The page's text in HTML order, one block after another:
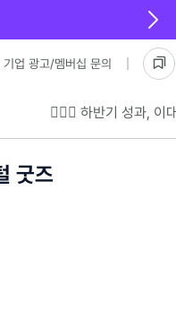
기업 광고/멤버십 문의
💁🏻‍♂️ 하반기 성과, 이
굿즈